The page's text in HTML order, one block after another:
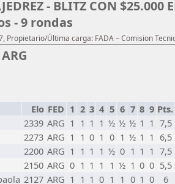
- BLITZ CON $25.000
- 9 rondas
Propietario/Última carga: FADA – Comision
Elo FED 1 2 3 4 5 6 7 8 9 Pts.
2339 ARG 1 1 1 1 ½ ½ ½ 1 1 7,5
2273 ARG 1 1 0 1 0 1 ½ 1 1 6,5
2200 ARG 1 1 1 1 ½ 0 1 1 1 7,5
2150 ARG 0 1 1 1 1 ½ 1 0 0 5,5
2127 ARG 1 1 1 0 1 1 0 1 0 6